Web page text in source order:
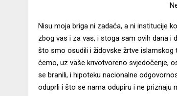
Nisu moja briga ni zadaća, a ni institucije
zbog vas i za vas, i stoga sam ovih dana i
što smo osudili i židovske žrtve
ćemo, uz vaše krivotvoreno svjedočenje,
se branili, i hipoteku nacionalne
oduprli i što se nama odupiru i ne priznaju